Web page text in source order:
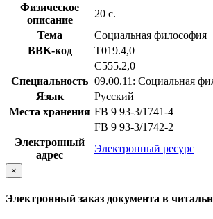
Физическое
описание
20 с.
Тема
Социальная философия
BBK-код
Т019.4,0
С555.2,0
Специальность 09.00.11: Социальная
Язык
Русский
Места хранения FB 9 93-3/1741-4
FB 9 93-3/1742-2
Электронный
адрес
Электронный ресурс
×
Электронный заказ документа в